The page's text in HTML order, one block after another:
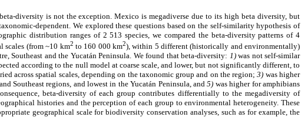
diversity is not the exception. Mexico is megadiverse due to its high beta diversity, but
dependent. We explored these questions based on the self-similarity hypothesis of
distribution ranges of 2 513 species, we compared the beta-diversity patterns of 4
scales (from ~10 km2 to 160 000 km2), within 5 different (historically and environmentally)
Southeast and the Yucatán Peninsula. We found that beta-diversity: 1)was not self-similar
according to the null model at coarse scale, and lower, but not significantly different, to
across spatial scales, depending on the taxonomic group and on the region;3) was higher
Southeast regions, and lowest in the Yucatán Peninsula, and5) was higher for amphibians
beta-diversity of each group contributes differentially to the megadiversity of
histories and the perception of each group to environmental heterogeneity. These
geographical scale for biodiversity conservation analyses, such as for example, the